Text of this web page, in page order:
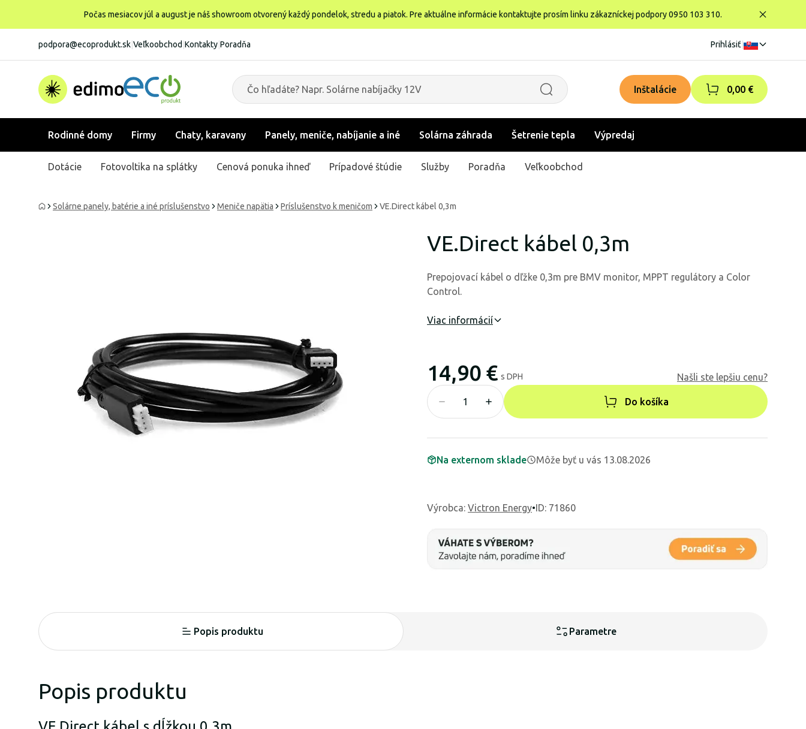
Počas mesiacov júl a august je náš showroom otvorený každý pondelok, stredu a piatok. Pre aktuálne informácie kontaktujte prosím linku zákazníckej podpory 0950 103 310.
podpora@ecoprodukt.sk Veľkoobchod Kontakty Poradňa Prihlásiť
Inštalácie 0,00 €
Rodinné domy Firmy Chaty, karavany Panely, meniče, nabíjanie a iné Solárna záhrada Šetrenie tepla Výpredaj
Dotácie Fotovoltika na splátky Cenová ponuka ihneď Prípadové štúdie Služby Poradňa Veľkoobchod
Solárne panely, batérie a iné príslušenstvo Meniče napätia Príslušenstvo k meničom VE.Direct kábel 0,3m
VE.Direct kábel 0,3m
Prepojovací kábel o dľžke 0,3m pre BMV monitor, MPPT regulátory a Color
Control.
Viac informácií
14,90 € s DPH Našli ste lepšiu cenu?
Do košíka
Na externom sklade Môže byť u vás 13.08.2026
Výrobca: Victron Energy•ID: 71860
Popis produktu Parametre
Popis produktu